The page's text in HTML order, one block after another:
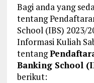
Bagi anda yang
tentang
School (IBS) 2023/
Informasi Kuliah
tentang
Banking School
berikut: